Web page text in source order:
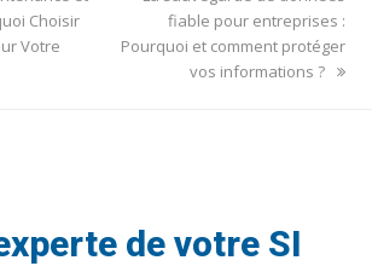
Choisir
Votre
post:fiable pour entreprises :
Pourquoi et comment protéger
vos informations ?
de votre SI